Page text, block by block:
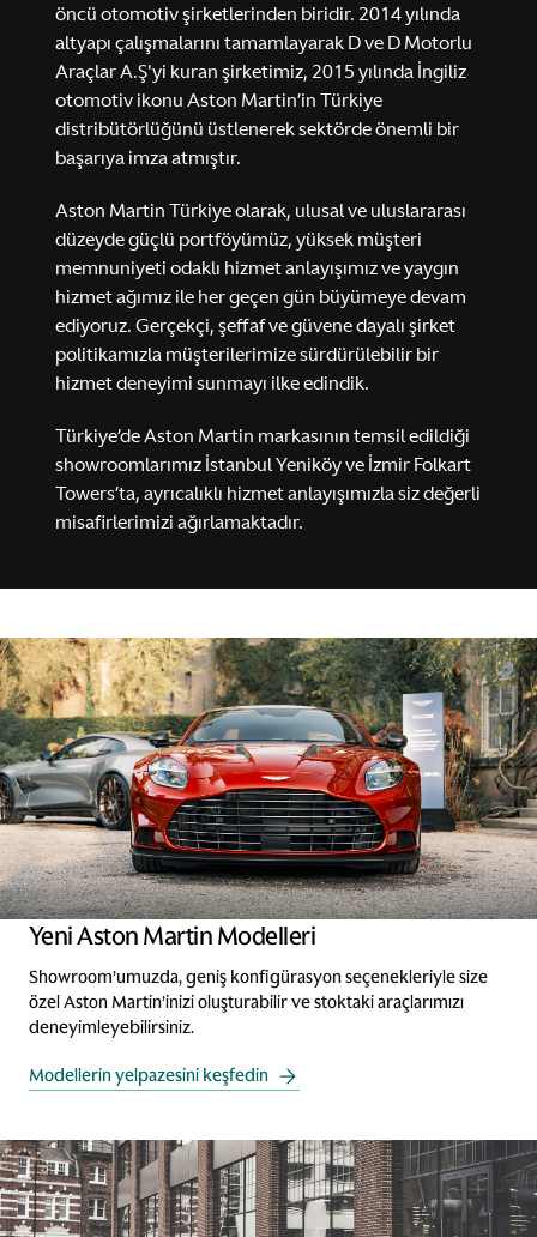
öncü otomotiv şirketlerinden biridir. 2014 yılında
altyapı çalışmalarını tamamlayarak D ve D Motorlu
Araçlar A.Ş'yi kuran şirketimiz, 2015 yılında İngiliz
otomotiv ikonu Aston Martin’in Türkiye
distribütörlüğünü üstlenerek sektörde önemli bir
başarıya imza atmıştır.
Aston Martin Türkiye olarak, ulusal ve uluslararası
düzeyde güçlü portföyümüz, yüksek müşteri
memnuniyeti odaklı hizmet anlayışımız ve yaygın
hizmet ağımız ile her geçen gün büyümeye devam
ediyoruz. Gerçekçi, şeffaf ve güvene dayalı şirket
politikamızla müşterilerimize sürdürülebilir bir
hizmet deneyimi sunmayı ilke edindik.
Türkiye’de Aston Martin markasının temsil edildiği
showroomlarımız İstanbul Yeniköy ve İzmir Folkart
Towers’ta, ayrıcalıklı hizmet anlayışımızla siz değerli
misafirlerimizi ağırlamaktadır.
MASTERY. DRIVEN.
Keşfet Konfigüre Et
Yeni Aston Martin Modelleri
Showroom’umuzda, geniş konfigürasyon seçenekleriyle size
özel Aston Martin’inizi oluşturabilir ve stoktaki araçlarımızı
deneyimleyebilirsiniz.
Modellerin yelpazesini keşfedin